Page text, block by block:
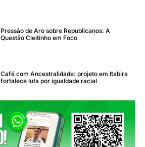
Pressão de Aro sobre Republicanos: A
Questão Cleitinho em Foco
Café com Ancestralidade: projeto em Itabira
fortalece luta por igualdade racial